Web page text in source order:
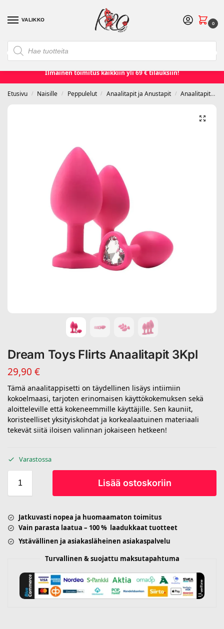
VALIKKO
0
❮ Etusivu Seksilelut ja seksivälineet Miehille❯
Ilmainen toimitus kaikkiin yli 69 € tilauksiin!
Etusivu / Naisille / Peppulelut / Anaalitapit ja Anustapit / Anaalitapit
Dream Toys Flirts Anaalitapit 3Kpl
29,90 €
Tämä anaalitappisetti on täydellinen lisäys intiimiin
kokoelmaasi, tarjoten erinomaisen käyttökokemuksen sekä
aloitteleville että kokeneemmille käyttäjille. Sen kauniit,
koristeelliset yksityiskohdat ja korkealaatuinen materiaali
tekevät siitä iloisen valinnan jokaiseen hetkeen!
Varastossa
Lisää ostoskoriin
Jatkuvasti nopea ja huomaamaton toimitus
Vain parasta laatua – 100 % laadukkaat tuotteet
Ystävällinen ja asiakasläheinen asiakaspalvelu
Turvallinen & suojattu maksutapahtuma